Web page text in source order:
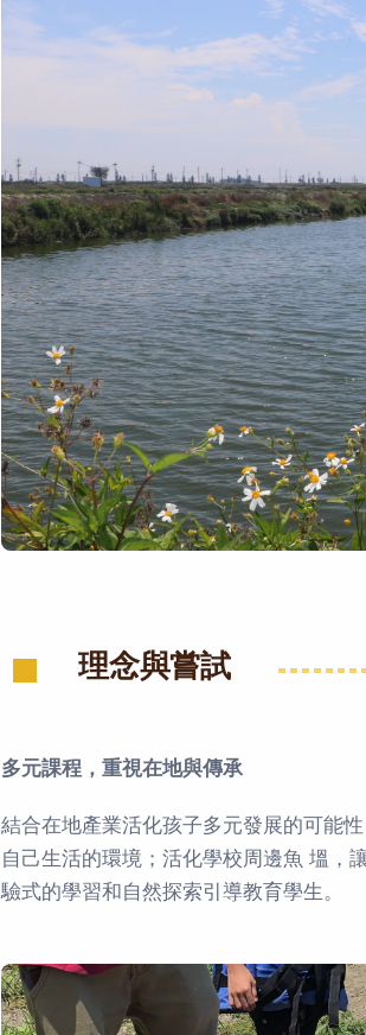
理念與嘗試
多元課程，重視在地與傳承
結合在地產業活化孩子多元發展的可能
自己生活的環境；活化學校周邊魚 塭，
驗式的學習和自然探索引導教育學生。